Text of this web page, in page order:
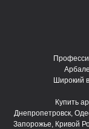
Широкий
Купить
Днепропетровск,
Запорожье, Кривой